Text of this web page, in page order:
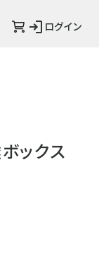
ログイン
ックス